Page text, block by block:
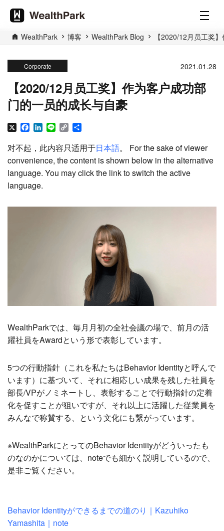
WealthPark 博客 WealthPark Blog 【2020/12月员工奖
Corporate 2021.01.28
【2020/12月员工奖】作为客户成功部
门的一员的成长与自豪
X Facebook
LinkedIn
Line Copy
对不起，此内容只适用于日本語。 For the sake of viewer
convenience, the content is shown below in the alternative
language. You may click the link to switch the active
language.
WealthParkでは、毎月月初の全社会議の場で、前月の活
躍社員をAwardという形で表彰しています。
5つの行動指針（これを私たちはBehavior Identityと呼んで
います）に基づいて、それに相応しい成果を残した社員を
部長/VPがノミネートし、表彰することで行動指針の定着
化を促すことが狙いですが、それ以上に活躍した従業員を
みんなで称賛する、という文化にも繋がっています。
※WealthParkにとってのBehavior Identityがどういったも
のなのかについては、noteでも細かく説明しているので、
是非ご覧ください。
Behavior Identityができるまでの道のり｜Kazuhiko
Yamashita｜note